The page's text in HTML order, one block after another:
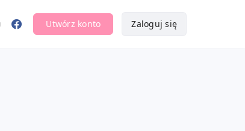
Utwórz konto Zaloguj się